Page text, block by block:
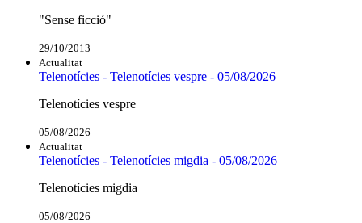
"Sense ficció"
29/10/2013
Actualitat
Telenotícies - Telenotícies vespre - 05/08/2026
Telenotícies vespre
05/08/2026
Actualitat
Telenotícies - Telenotícies migdia - 05/08/2026
Telenotícies migdia
05/08/2026